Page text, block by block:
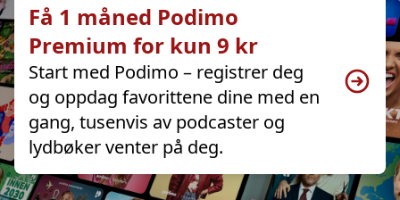
Få 1 måned Podimo
Premium for kun 9 kr
Start med Podimo – registrer deg
og oppdag favorittene dine med en
gang, tusenvis av podcaster og
lydbøker venter på deg.